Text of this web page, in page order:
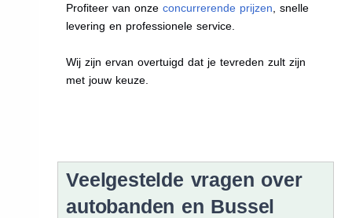
Profiteer van onze concurrerende prijzen , snelle
levering en professionele service.
Wij zijn ervan overtuigd dat je tevreden zult zijn
met jouw keuze.
Veelgestelde vragen over
autobanden en Bussel